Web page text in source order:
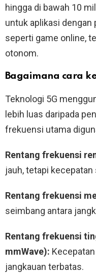
hingga di bawah 10
untuk aplikasi dengan
seperti game online,
otonom.
Bagaimana cara
Teknologi 5G
lebih luas daripada
frekuensi utama
Rentang frekuensi
jauh, tetapi kecepatan
Rentang frekuensi
seimbang antara
Rentang frekuensi
mmWave):
jangkauan terbatas.